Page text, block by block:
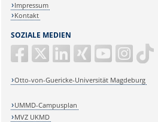
SOZIALE MEDIEN
Otto-von-Guericke-Universität Magdeburg
Impressum
Kontakt
UMMD-Campusplan
MVZ UKMD